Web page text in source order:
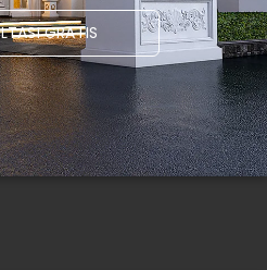
GRATIS